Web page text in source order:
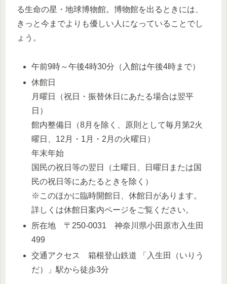
る生命の星・地球博物館。博物館を出るときには、
きっと今までよりも優しい人になっていることでし
ょう。
午前9時～午後4時30分（入館は午後4時まで）
休館日
月曜日（祝日・振替休日にあたる場合は翌平
日）
館内整備日（8月を除く、原則として毎月第2火
曜日、12月・1月・2月の火曜日）
年末年始
国民の祝日等の翌日（土曜日、日曜日または国
民の祝日等にあたるときを除く）
※このほかに臨時開館日、休館日があります。
詳しくは休館日案内ページをご覧ください。
所在地 〒250-0031 神奈川県小田原市入生田
499
交通アクセス 箱根登山鉄道 「入生田（いりう
だ）」駅から徒歩3分